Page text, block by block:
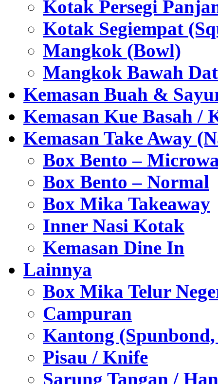
Kotak Persegi
Kotak Segiempat
Mangkok (Bowl)
Mangkok Bawah
Kemasan Buah &
Kemasan Kue Basah /
Kemasan Take Away
Box Bento –
Box Bento – Normal
Box Mika Takeaway
Inner Nasi Kotak
Kemasan Dine In
Lainnya
Box Mika Telur
Campuran
Kantong
Pisau / Knife
Sarung Tangan /